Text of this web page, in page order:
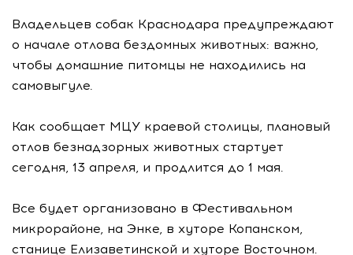
Владельцев собак Краснодара предупреждают
о начале отлова бездомных животных: важно,
чтобы домашние питомцы не находились на
самовыгуле.
Как сообщает МЦУ краевой столицы, плановый
отлов безнадзорных животных стартует
сегодня, 13 апреля, и продлится до 1 мая.
Все будет организовано в Фестивальном
микрорайоне, на Энке, в хуторе Копанском,
станице Елизаветинской и хуторе Восточном.